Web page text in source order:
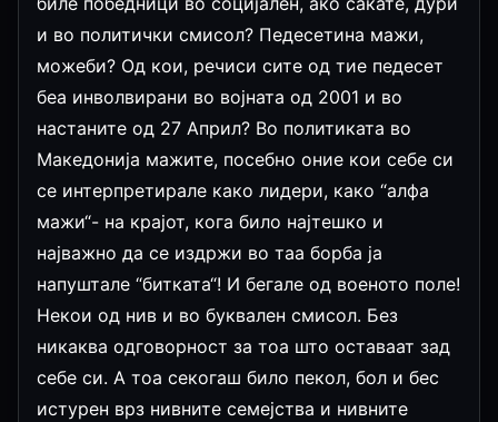
и во политички смисол? Педесетина мажи,
можеби? Од кои, речиси сите од тие педесет
беа инволвирани во војната од 2001 и во
настаните од 27 Април? Во политиката во
Македонија мажите, посебно оние кои себе си
се интерпретирале како лидери, како “алфа
мажи“- на крајот, кога било најтешко и
најважно да се издржи во таа борба ја
напуштале “битката“! И бегале од военото поле!
Некои од нив и во буквален смисол. Без
никаква одговорност за тоа што оставаат зад
себе си. А тоа секогаш било пекол, бол и бес
истурен врз нивните семејства и нивните